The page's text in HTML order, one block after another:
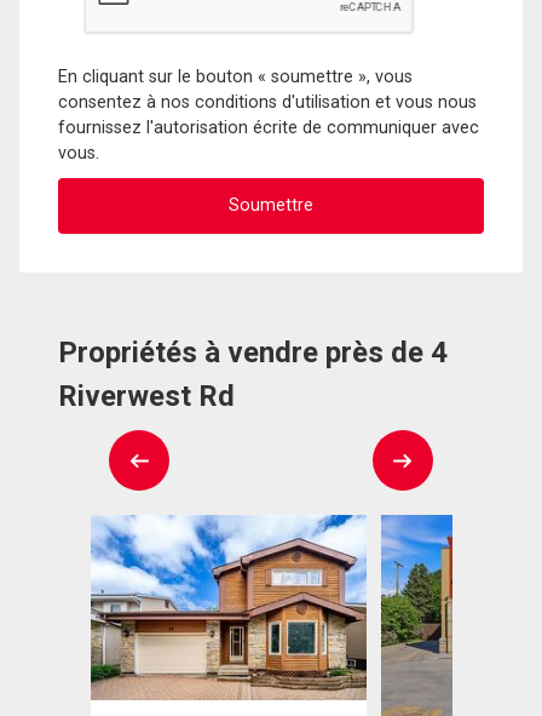
En cliquant sur le bouton « soumettre », vous
consentez à nos conditions d'utilisation et vous nous
fournissez l'autorisation écrite de communiquer avec
vous.
Propriétés à vendre près de 4
Riverwest Rd